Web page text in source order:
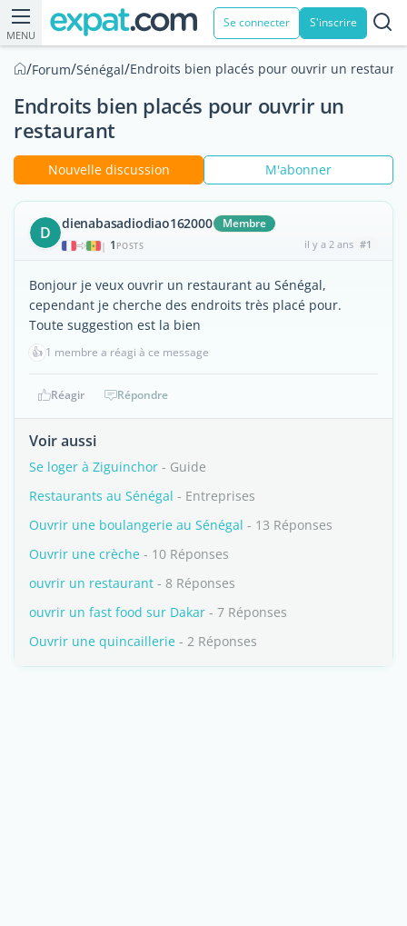
MENU
Se connecter S'inscrire
/Forum/Sénégal/Endroits bien placés pour ouvrir un
Endroits bien placés pour ouvrir un
restaurant
Nouvelle discussion M'abonner
D dienabasadiodiao162000 Membre
| 1 POSTS il y a 2 ans #1
Bonjour je veux ouvrir un restaurant au Sénégal,
cependant je cherche des endroits très placé pour.
Toute suggestion est la bien
👍 1 membre a réagi à ce message
Réagir Répondre
Voir aussi
Se loger à Ziguinchor - Guide
Restaurants au Sénégal - Entreprises
Ouvrir une boulangerie au Sénégal - 13 Réponses
Ouvrir une crèche - 10 Réponses
ouvrir un restaurant - 8 Réponses
ouvrir un fast food sur Dakar - 7 Réponses
Ouvrir une quincaillerie - 2 Réponses